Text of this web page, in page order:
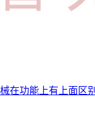
在功能上有上面区